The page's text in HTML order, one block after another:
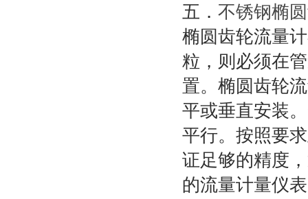
五． 不锈钢椭
椭圆齿轮流量
粒，则必须在
置。椭圆齿轮
平或垂直安装
平行。按照要
证足够的精度
的流量计量仪